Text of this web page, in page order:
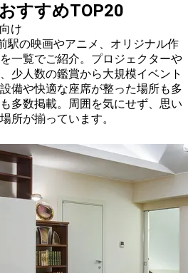
すすめTOP20
け
駅の映画やアニメ、オリジナル作
一覧でご紹介。プロジェクターや
少人数の鑑賞から大規模イベント
備や快適な座席が整った場所も多
多数掲載。周囲を気にせず、思い
所が揃っています。